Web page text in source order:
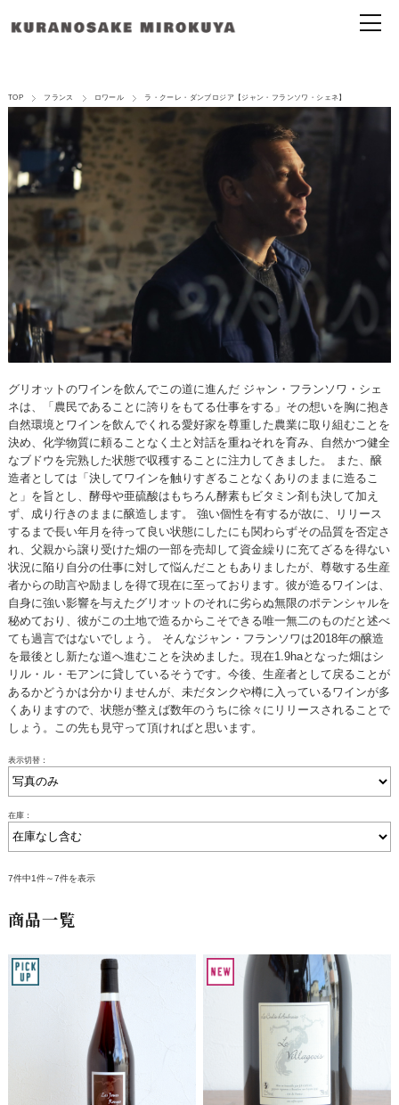
TOP フランス ロワール ラ・クーレ・ダンブロジア【ジャン・フランソワ・シェネ】
グリオットのワインを飲んでこの道に進んだ ジャン・フランソワ・シェ
ネは、「農民であることに誇りをもてる仕事をする」その想いを胸に抱き
自然環境とワインを飲んでくれる愛好家を尊重した農業に取り組むことを
決め、化学物質に頼ることなく土と対話を重ねそれを育み、自然かつ健全
なブドウを完熟した状態で収穫することに注力してきました。 また、醸
造者としては「決してワインを触りすぎることなくありのままに造るこ
と」を旨とし、酵母や亜硫酸はもちろん酵素もビタミン剤も決して加え
ず、成り行きのままに醸造します。 強い個性を有するが故に、リリース
するまで長い年月を待って良い状態にしたにも関わらずその品質を否定さ
れ、父親から譲り受けた畑の一部を売却して資金繰りに充てざるを得ない
状況に陥り自分の仕事に対して悩んだこともありましたが、尊敬する生産
者からの助言や励ましを得て現在に至っております。彼が造るワインは、
自身に強い影響を与えたグリオットのそれに劣らぬ無限のポテンシャルを
秘めており、彼がこの土地で造るからこそできる唯一無二のものだと述べ
ても過言ではないでしょう。 そんなジャン・フランソワは2018年の醸造
を最後とし新たな道へ進むことを決めました。現在1.9haとなった畑はシ
リル・ル・モアンに貸しているそうです。今後、生産者として戻ることが
あるかどうかは分かりませんが、未だタンクや樽に入っているワインが多
くありますので、状態が整えば数年のうちに徐々にリリースされることで
しょう。この先も見守って頂ければと思います。
表示切替：
在庫：
7件中1件～7件を表示
商品一覧